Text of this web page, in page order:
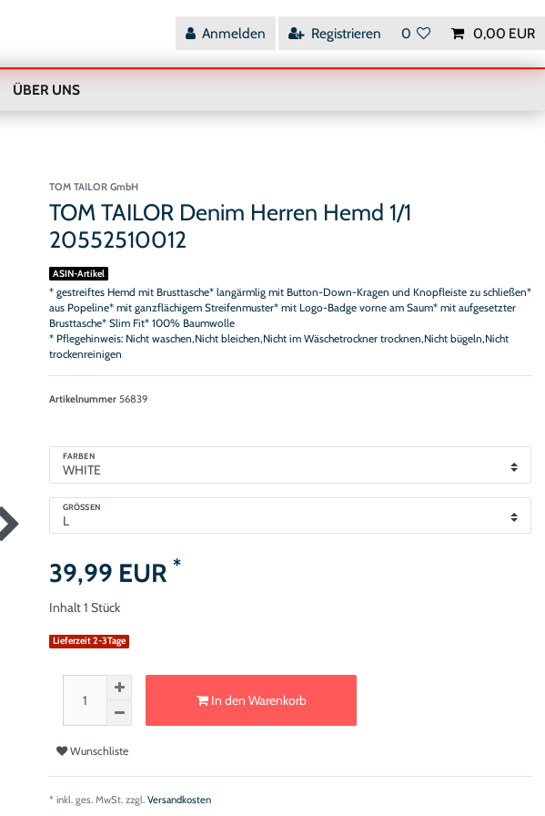
Anmelden Registrieren 0 0,00 EUR
ÜBER UNS
TOM TAILOR GmbH
TOM TAILOR Denim Herren Hemd 1/1
20552510012
ASIN-Artikel
* gestreiftes Hemd mit Brusttasche* langärmlig mit Button-Down-Kragen und Knopfleiste zu schließen*
aus Popeline* mit ganzflächigem Streifenmuster* mit Logo-Badge vorne am Saum* mit aufgesetzter
Brusttasche* Slim Fit* 100% Baumwolle
* Pflegehinweis: Nicht waschen,Nicht bleichen,Nicht im Wäschetrockner trocknen,Nicht bügeln,Nicht
trockenreinigen
Artikelnummer 56839
FARBEN
GRÖSSEN
39,99 EUR *
Inhalt1 Stück
Lieferzeit 2-3Tage
In den Warenkorb
Wunschliste
* inkl. ges. MwSt. zzgl. Versandkosten